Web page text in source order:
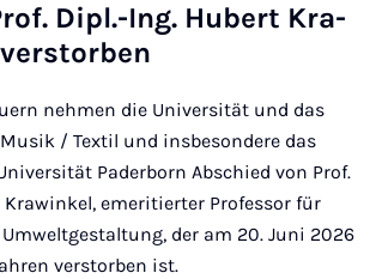
Di­pl.-Ing. Hu­bert Kra­
nehmen die Universität und das
/ Textil und insbesondere das
Paderborn Abschied von Prof.
Krawinkel, emeritierter Professor für
der am 20. Juni 2026
verstorben ist.